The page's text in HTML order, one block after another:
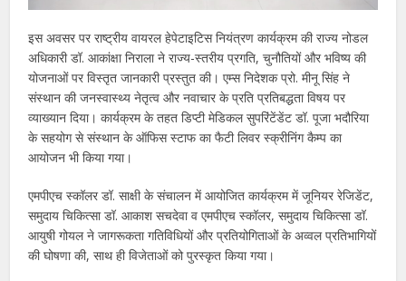
इस अवसर पर राष्ट्रीय वायरल हेपेटाइटिस नियंत्रण कार्यक्रम की राज्य नोडल
अधिकारी डॉ. आकांक्षा निराला ने राज्य-स्तरीय प्रगति, चुनौतियों और भविष्य की
योजनाओं पर विस्तृत जानकारी प्रस्तुत की। एम्स निदेशक प्रो. मीनू सिंह ने
संस्थान की जनस्वास्थ्य नेतृत्व और नवाचार के प्रति प्रतिबद्धता विषय पर
व्याख्यान दिया। कार्यक्रम के तहत डिप्टी मेडिकल सुपरिंटेंडेंट डॉ. पूजा भदौरिया
के सहयोग से संस्थान के ऑफिस स्टाफ का फैटी लिवर स्क्रीनिंग कैम्प का
आयोजन भी किया गया।
एमपीएच स्कॉलर डॉ. साक्षी के संचालन में आयोजित कार्यक्रम में जूनियर रेजिडेंट,
समुदाय चिकित्सा डॉ. आकाश सचदेवा व एमपीएच स्कॉलर, समुदाय चिकित्सा डॉ.
आयुषी गोयल ने जागरूकता गतिविधियों और प्रतियोगिताओं के अव्वल प्रतिभागियों
की घोषणा की, साथ ही विजेताओं को पुरस्कृत किया गया।